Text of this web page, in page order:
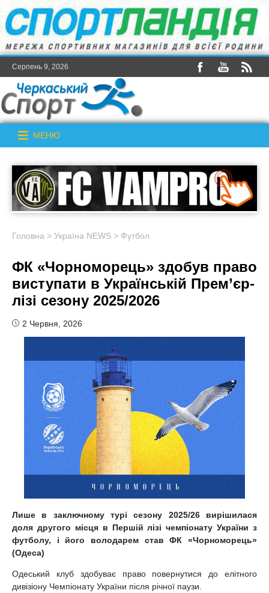
Серпень 9, 2026
МЕНЮ
Головна > Україна NEWS > Футбол
ФК «Чорноморець» здобув право
виступати в Українській Прем’єр-
лізі сезону 2025/2026
2 Червня, 2026
Лише в заключному турі сезону 2025/26 вирішилася
доля другого місця в Першій лізі чемпіонату України з
футболу, і його володарем став ФК «Чорноморець»
(Одеса)
Одеський клуб здобуває право повернутися до елітного
дивізіону Чемпіонату України після річної паузи.